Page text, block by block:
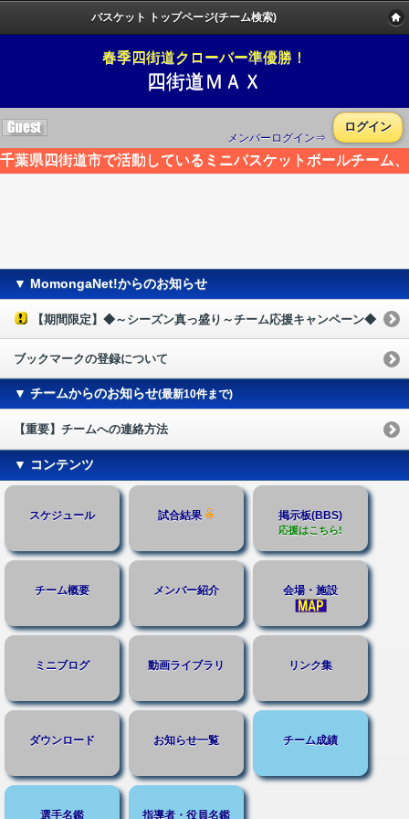
バスケット トップページ(チーム検索)
春季四街道クローバー準優勝！
四街道ＭＡＸ
メンバーログイン⇒
ログイン
千葉県四街道市で活動しているミニバスケットボールチーム
▼ MomongaNet!からのお知らせ
【期間限定】◆～シーズン真っ盛り～チーム応援キャンペーン◆
ブックマークの登録について
▼ チームからのお知らせ(最新10件まで)
【重要】チームへの連絡方法
▼ コンテンツ
スケジュール 試合結果 掲示板(BBS)
応援はこちら!
チーム概要 メンバー紹介 会場・施設
ミニブログ 動画ライブラリ リンク集
ダウンロード お知らせ一覧 チーム成績
選手名鑑 指導者・役員名鑑